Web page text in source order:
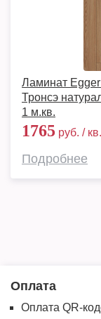
Ламинат
Тронсэ
1 м.кв.
1765 руб. /
Подробнее
Оплата
Оплата QR-